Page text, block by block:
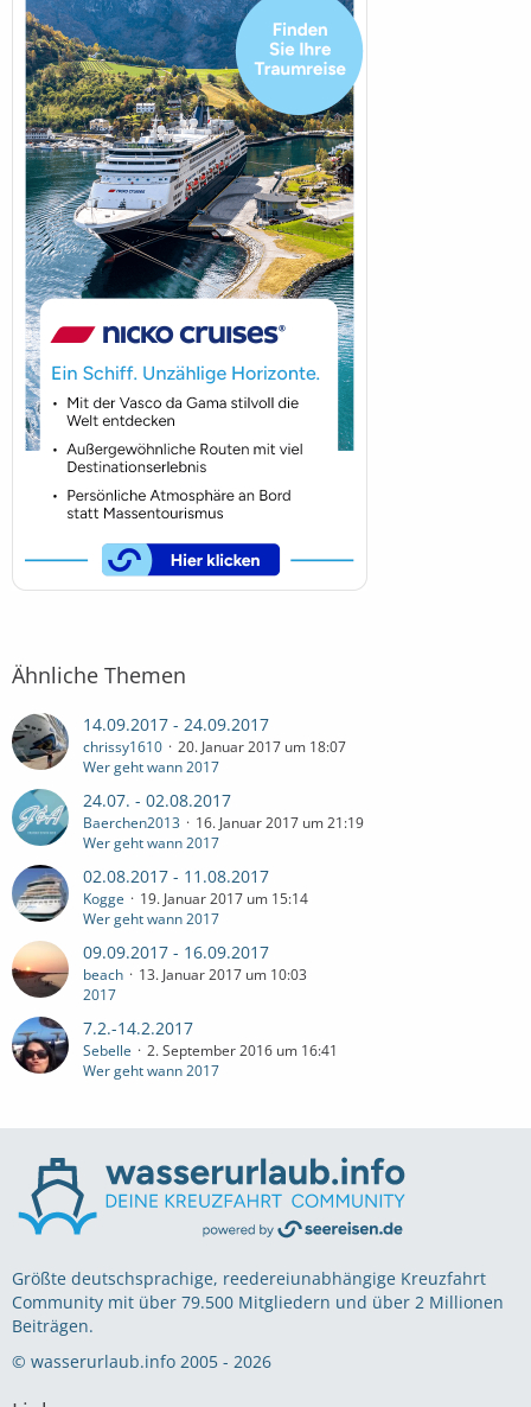
Ähnliche Themen
14.09.2017 - 24.09.2017
chrissy1610
20. Januar 2017 um 18:07
Wer geht wann 2017
24.07. - 02.08.2017
Baerchen2013
16. Januar 2017 um 21:19
Wer geht wann 2017
02.08.2017 - 11.08.2017
Kogge
19. Januar 2017 um 15:14
Wer geht wann 2017
09.09.2017 - 16.09.2017
beach
13. Januar 2017 um 10:03
2017
7.2.-14.2.2017
Sebelle
2. September 2016 um 16:41
Wer geht wann 2017
Größte deutschsprachige, reedereiunabhängige Kreuzfahrt
Community mit über 79.500 Mitgliedern und über 2 Millionen
Beiträgen.
© wasserurlaub.info 2005 - 2026